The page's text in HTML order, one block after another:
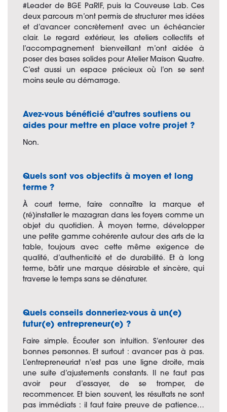
#Leader de BGE PaRIF, puis la Couveuse Lab. Ces
deux parcours m’ont permis de structurer mes idées
et d’avancer concrètement avec un échéancier
clair. Le regard extérieur, les ateliers collectifs et
l’accompagnement bienveillant m’ont aidée à
poser des bases solides pour Atelier Maison Quatre.
C’est aussi un espace précieux où l’on se sent
moins seule au démarrage.
Avez-vous bénéficié d’autres soutiens ou
aides pour mettre en place votre projet ?
Non.
Quels sont vos objectifs à moyen et long
terme ?
À court terme, faire connaître la marque et
(ré)installer le mazagran dans les foyers comme un
objet du quotidien. À moyen terme, développer
une petite gamme cohérente autour des arts de la
table, toujours avec cette même exigence de
qualité, d’authenticité et de durabilité. Et à long
terme, bâtir une marque désirable et sincère, qui
traverse le temps sans se dénaturer.
Quels conseils donneriez-vous à un(e)
futur(e) entrepreneur(e) ?
Faire simple. Écouter son intuition. S’entourer des
bonnes personnes. Et surtout : avancer pas à pas.
L’entrepreneuriat n’est pas une ligne droite, mais
une suite d’ajustements constants. Il ne faut pas
avoir peur d’essayer, de se tromper, de
recommencer. Et bien souvent, les résultats ne sont
pas immédiats : il faut faire preuve de patience…